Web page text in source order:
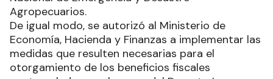
Agropecuarios.
De igual modo, se autorizó al Ministerio de
Economía, Hacienda y Finanzas a implementar las
medidas que resulten necesarias para el
otorgamiento de los beneficios fiscales